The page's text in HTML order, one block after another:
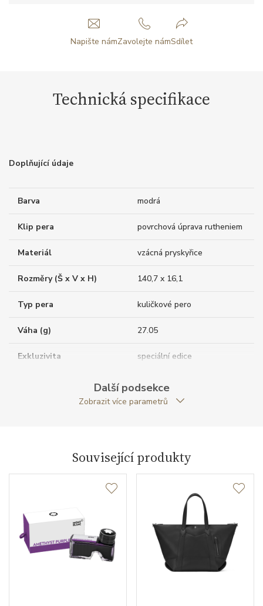
Napište námZavolejte námSdílet
Technická specifikace
Doplňující údaje
Barva modrá
Klip pera povrchová úprava rutheniem
Materiál vzácná pryskyřice
Rozměry (Š x V x H) 140,7 x 16,1
Typ pera kuličkové pero
Váha (g) 27.05
Exkluzivita speciální edice
Meisterstück Around the
World in 80 Days
Další podsekce
Zobrazit více parametrů
Související produkty